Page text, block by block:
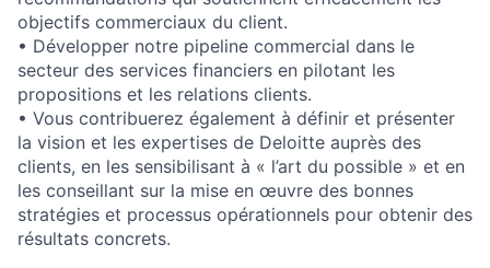
objectifs commerciaux du client.
• Développer notre pipeline commercial dans le
secteur des services financiers en pilotant les
propositions et les relations clients.
• Vous contribuerez également à définir et présenter
la vision et les expertises de Deloitte auprès des
clients, en les sensibilisant à « l’art du possible » et en
les conseillant sur la mise en œuvre des bonnes
stratégies et processus opérationnels pour obtenir des
résultats concrets.